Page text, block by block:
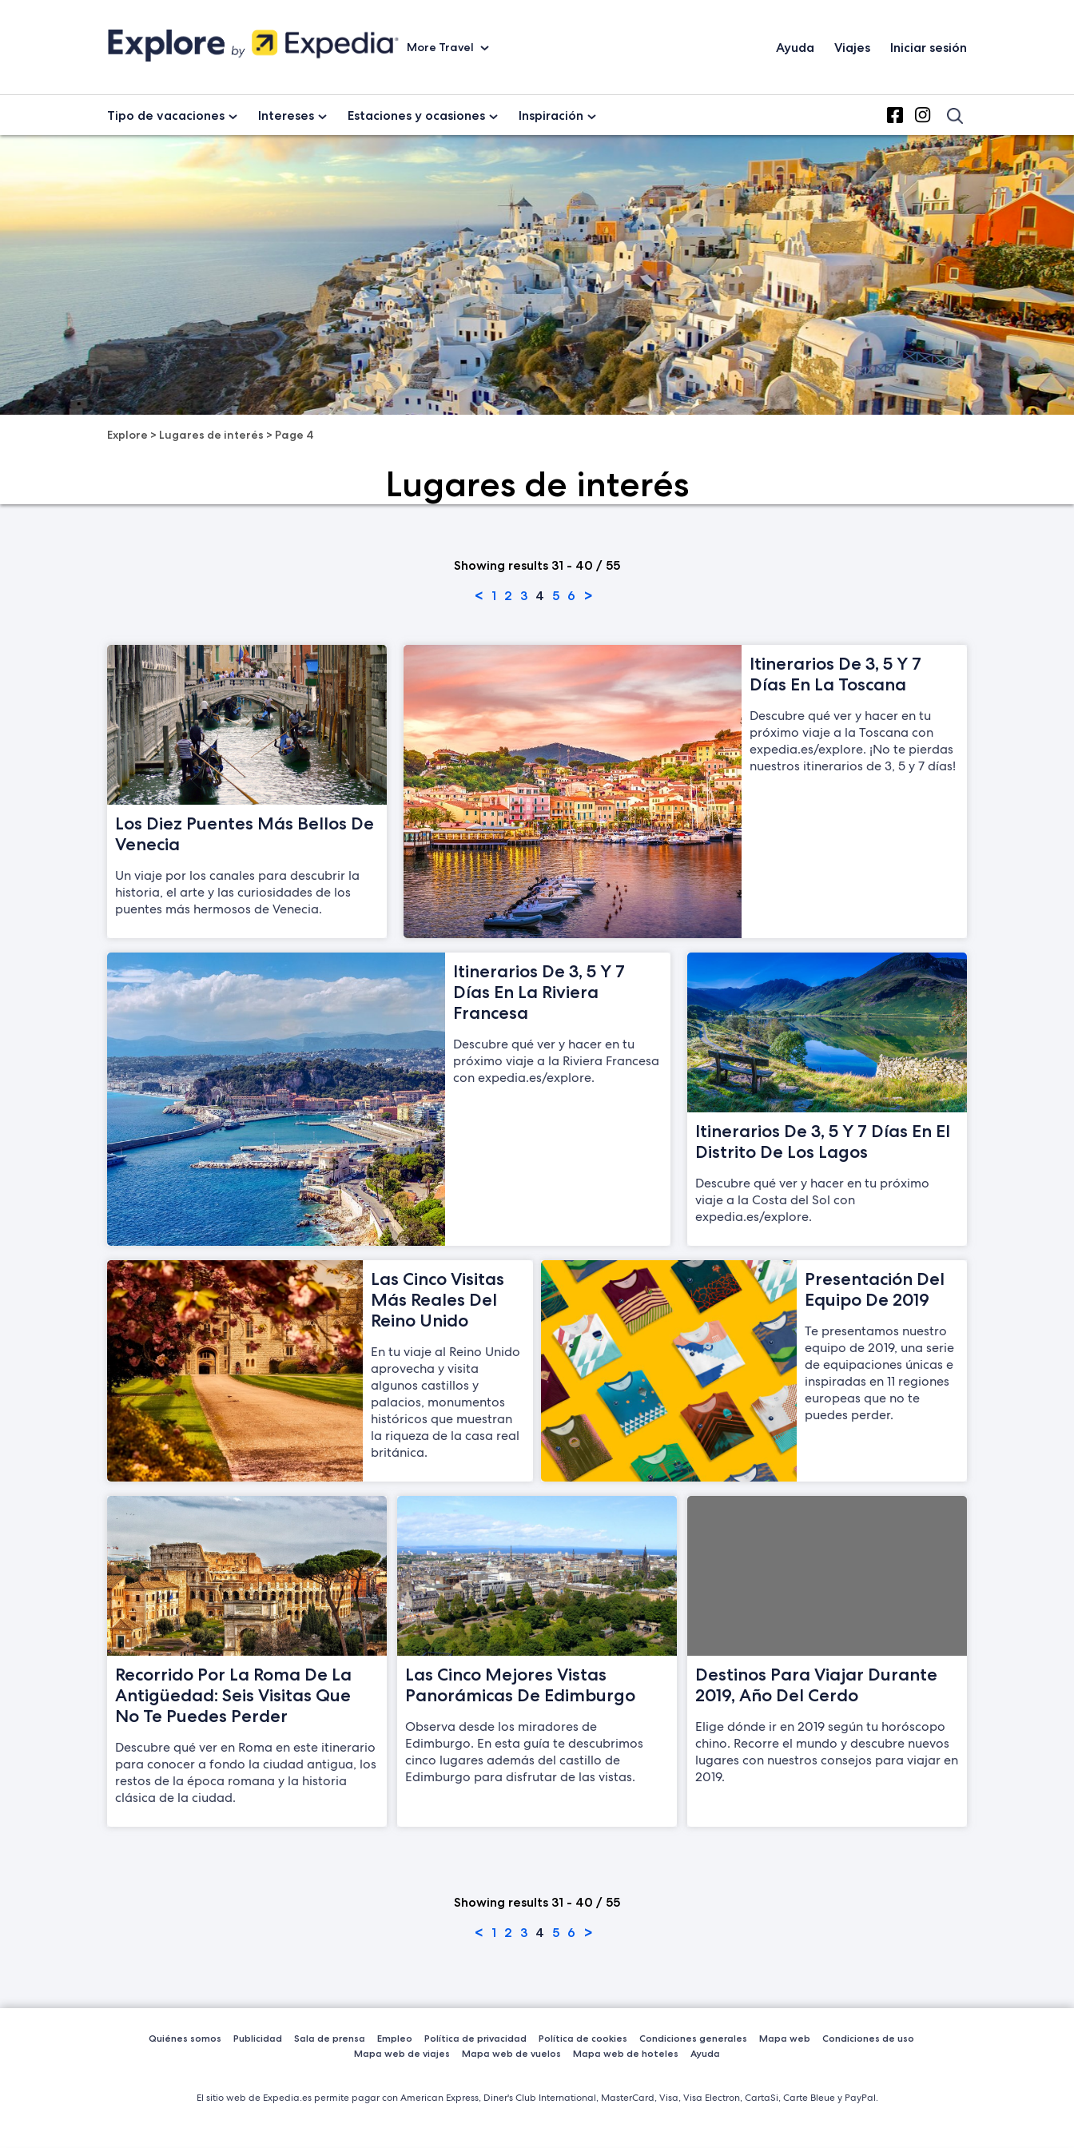
More Travel Ayuda Viajes Iniciar sesión
Tipo de vacaciones Intereses Estaciones y ocasiones Inspiración
Explore > Lugares de interés > Page 4
Lugares de interés
Showing results 31 - 40 / 55
< 1 2 3 4 5 6 >
Los Diez Puentes Más Bellos De
Venecia
Un viaje por los canales para descubrir la
historia, el arte y las curiosidades de los
puentes más hermosos de Venecia.
Itinerarios De 3, 5 Y 7
Días En La Toscana
Descubre qué ver y hacer en tu
próximo viaje a la Toscana con
expedia.es/explore. ¡No te pierdas
nuestros itinerarios de 3, 5 y 7 días!
Itinerarios De 3, 5 Y 7
Días En La Riviera
Francesa
Descubre qué ver y hacer en tu
próximo viaje a la Riviera Francesa
con expedia.es/explore.
Itinerarios De 3, 5 Y 7 Días En El
Distrito De Los Lagos
Descubre qué ver y hacer en tu próximo
viaje a la Costa del Sol con
expedia.es/explore.
Las Cinco Visitas
Más Reales Del
Reino Unido
En tu viaje al Reino Unido
aprovecha y visita
algunos castillos y
palacios, monumentos
históricos que muestran
la riqueza de la casa real
británica.
Presentación Del
Equipo De 2019
Te presentamos nuestro
equipo de 2019, una serie
de equipaciones únicas e
inspiradas en 11 regiones
europeas que no te
puedes perder.
Recorrido Por La Roma De La
Antigüedad: Seis Visitas Que
No Te Puedes Perder
Descubre qué ver en Roma en este itinerario
para conocer a fondo la ciudad antigua, los
restos de la época romana y la historia
clásica de la ciudad.
Las Cinco Mejores Vistas
Panorámicas De Edimburgo
Observa desde los miradores de
Edimburgo. En esta guía te descubrimos
cinco lugares además del castillo de
Edimburgo para disfrutar de las vistas.
Destinos Para Viajar Durante
2019, Año Del Cerdo
Elige dónde ir en 2019 según tu horóscopo
chino. Recorre el mundo y descubre nuevos
lugares con nuestros consejos para viajar en
2019.
Showing results 31 - 40 / 55
< 1 2 3 4 5 6 >
Quiénes somos Publicidad Sala de prensa Empleo Política de privacidad Política de cookies Condiciones generales Mapa web
Condiciones de uso
Mapa web de viajes
Mapa web de vuelos Mapa web de hoteles Ayuda
El sitio web de Expedia.es permite pagar con American Express, Diner's Club International, MasterCard, Visa, Visa Electron, CartaSi, Carte Bleue y PayPal.